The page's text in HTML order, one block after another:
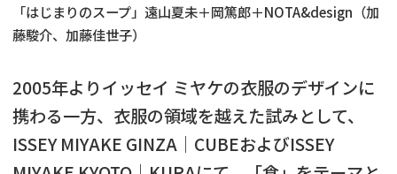
「はじまりのスープ」遠山夏未＋岡篤郎＋NOTA&design（加
藤駿介、加藤佳世子）
2005年よりイッセイ ミヤケの衣服のデザインに
携わる一方、衣服の領域を越えた試みとして、
ISSEY MIYAKE GINZA｜CUBEおよびISSEY